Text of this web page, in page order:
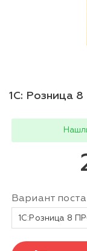
1С: Розница
Вариант
1С:Розница 8